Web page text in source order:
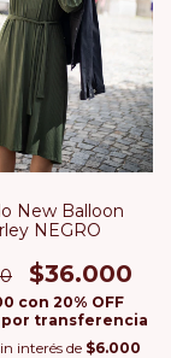
New Balloon
NEGRO
$36.000
con 20% OFF
por transferencia
interés de $6.000